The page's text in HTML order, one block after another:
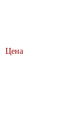
Цена